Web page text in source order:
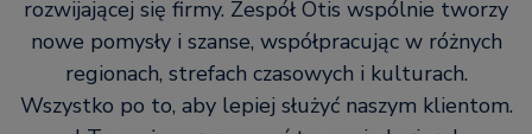
rozwijającej się firmy. Zespół Otis wspólnie tworzy
nowe pomysły i szanse, współpracując w różnych
regionach, strefach czasowych i kulturach.
Wszystko po to, aby lepiej służyć naszym klientom.